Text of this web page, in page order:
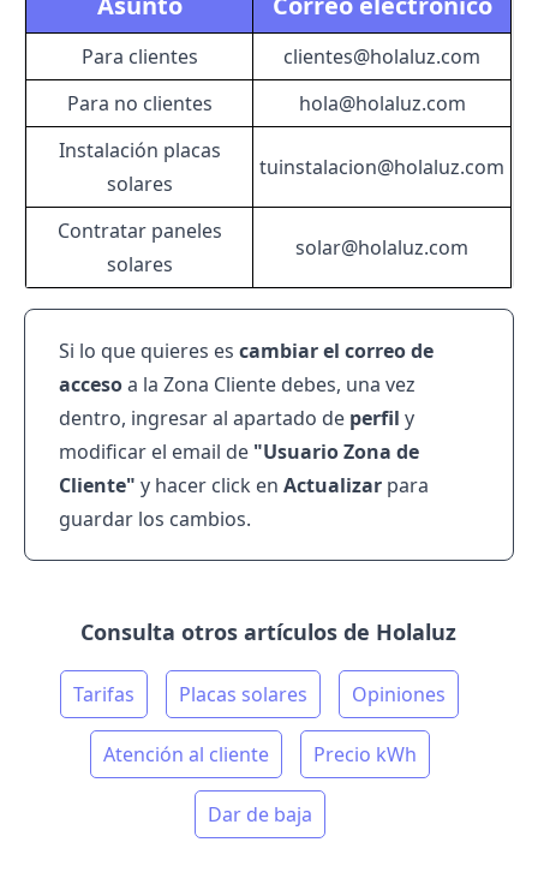
Para clientes
clientes@holaluz.com
Para no clientes
hola@holaluz.com
Instalación placas
solares
tuinstalacion@holaluz.com
Contratar paneles
solares
solar@holaluz.com
Si lo que quieres es cambiar el correo de
accesoa la Zona Cliente debes, una vez
dentro, ingresar al apartado de perfil y
modificar el email de "Usuario Zona de
Cliente" y hacer click en Actualizar para
guardar los cambios.
Consulta otros artículos de Holaluz
Tarifas Placas solares Opiniones
Atención al cliente Precio kWh
Dar de baja